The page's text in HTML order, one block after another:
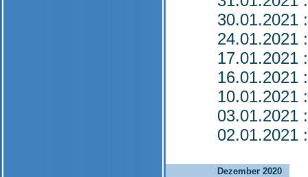
30.01.2021
24.01.2021
17.01.2021
16.01.2021
10.01.2021
03.01.2021
02.01.2021
Dezember 2020